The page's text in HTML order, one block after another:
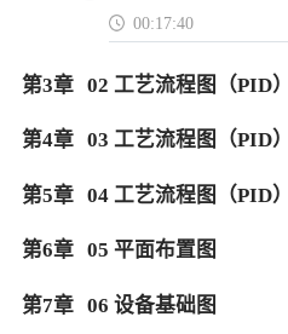
00:17:40
第3章 02 工艺流程图（PID
第4章 03 工艺流程图（PID
第5章 04 工艺流程图（PID
第6章 05 平面布置图
第7章 06 设备基础图